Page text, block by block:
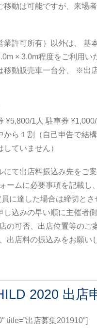
移動は可能ですが、来場
業許可所有）以外は、 基
× 3.0m程度をご利用い
移動販売車一台分、 ※出
¥5,800/1人 駐車券
から １ 割（自己申告で結
していません）
て出店料振込み先をご案
ームに必要事項を記載し
に達した場合は締切とさ
込みの早い順に主催者
の可否、出店位置等のご
出店料の振込みをお願い
2020 出店
title=”出店募集201910″]